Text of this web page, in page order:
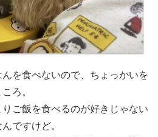
を食べないので、ちょっかいを
ろ。
ご飯を食べるのが好きじゃない
ですけど。